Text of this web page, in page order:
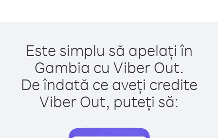
Este simplu să apelați în
Gambia cu Viber Out.
De îndată ce aveți credite
Viber Out, puteți să: